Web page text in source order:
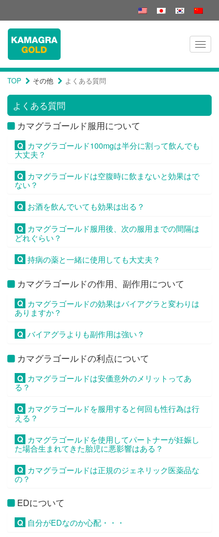
TOP その他 よくある質問
よくある質問
カマグラゴールド服用について
Q カマグラゴールド100mgは半分に割って飲んでも
大丈夫？
Q カマグラゴールドは空腹時に飲まないと効果はで
ない？
Q お酒を飲んでいても効果は出る？
Q カマグラゴールド服用後、次の服用までの間隔は
どれぐらい？
Q 持病の薬と一緒に使用しても大丈夫？
カマグラゴールドの作用、副作用について
Q カマグラゴールドの効果はバイアグラと変わりは
ありますか？
Q バイアグラよりも副作用は強い？
カマグラゴールドの利点について
Q カマグラゴールドは安価意外のメリットってあ
る？
Q カマグラゴールドを服用すると何回も性行為は行
える？
Q カマグラゴールドを使用してパートナーが妊娠し
た場合生まれてきた胎児に悪影響はある？
Q カマグラゴールドは正規のジェネリック医薬品な
の？
EDについて
Q 自分がEDなのか心配・・・